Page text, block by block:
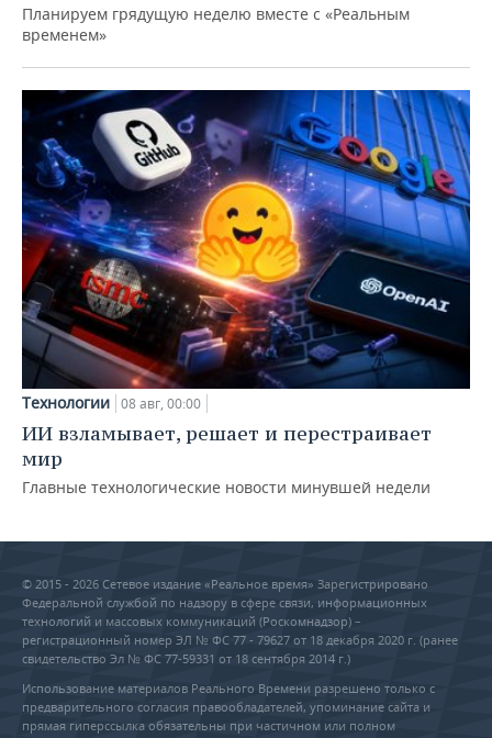
Планируем грядущую неделю вместе с «Реальным
временем»
Технологии 08 авг, 00:00
ИИ взламывает, решает и перестраивает
мир
Главные технологические новости минувшей недели
© 2015 - 2026 Сетевое издание «Реальное время» Зарегистрировано
Федеральной службой по надзору в сфере связи, информационных
технологий и массовых коммуникаций (Роскомнадзор) –
регистрационный номер ЭЛ № ФС 77 - 79627 от 18 декабря 2020 г. (ранее
свидетельство Эл № ФС 77-59331 от 18 сентября 2014 г.)
Использование материалов Реального Времени разрешено только с
предварительного согласия правообладателей, упоминание сайта и
прямая гиперссылка обязательны при частичном или полном